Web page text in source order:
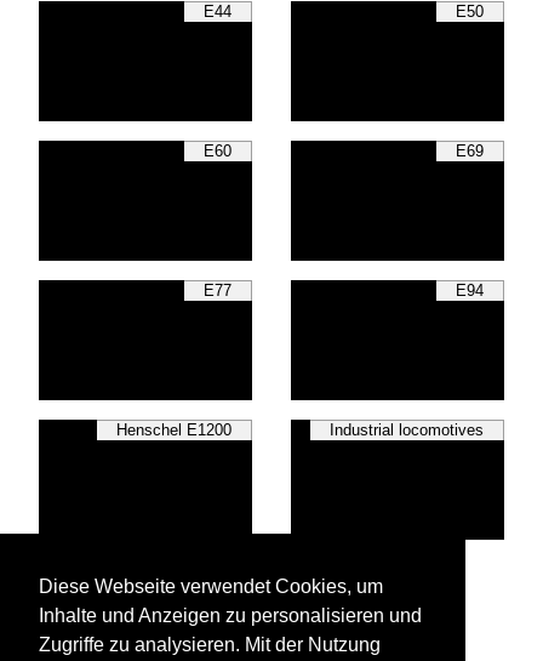
E44 E50
E60 E69
E77 E94
Henschel E1200 Industrial locomotives
Diese Webseite verwendet Cookies, um
Inhalte und Anzeigen zu personalisieren und
Zugriffe zu analysieren. Mit der Nutzung